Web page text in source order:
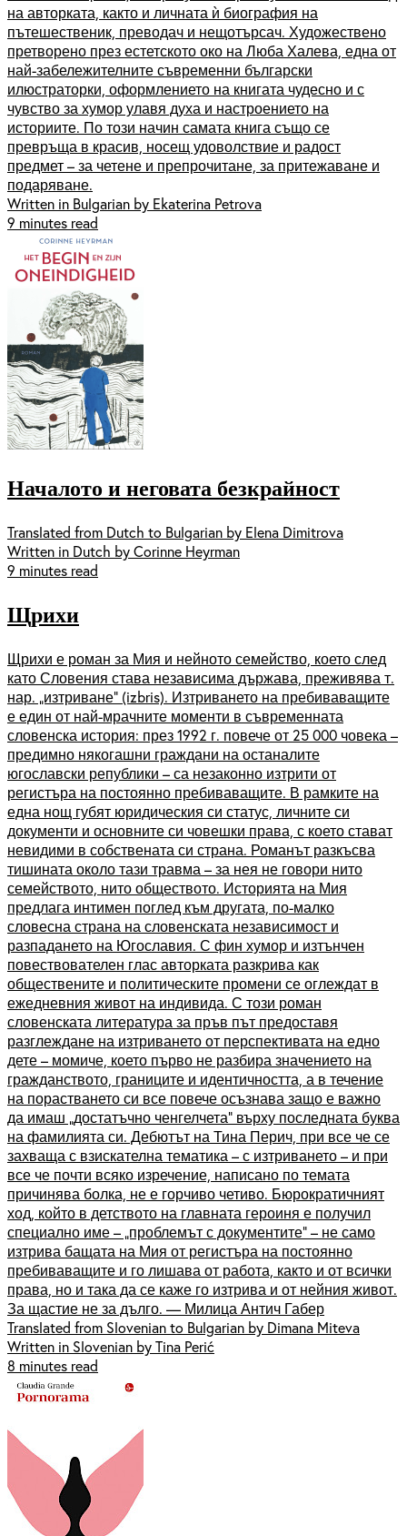
на авторката, както и личната ѝ биография на
пътешественик, преводач и нещотърсач. Художествено
претворено през естетското око на Люба Халева, една от
най-забележителните съвременни български
илюстраторки, оформлението на книгата чудесно и с
чувство за хумор улавя духа и настроението на
историите. По този начин самата книга също се
превръща в красив, носещ удоволствие и радост
предмет – за четене и препрочитане, за притежаване и
подаряване.
Written in Bulgarian by Ekaterina Petrova
9 minutes read
Началото и неговата безкрайност
Translated from Dutch to Bulgarian by Elena Dimitrova
Written in Dutch by Corinne Heyrman
9 minutes read
Щрихи
Щрихи е роман за Мия и нейното семейство, което след
като Словения става независима държава, преживява т.
нар. „изтриване“ (izbris). Изтриването на пребиваващите
е един от най-мрачните моменти в съвременната
словенска история: през 1992 г. повече от 25 000 човека –
предимно някогашни граждани на останалите
югославски републики – са незаконно изтрити от
регистъра на постоянно пребиваващите. В рамките на
една нощ губят юридическия си статус, личните си
документи и основните си човешки права, с което стават
невидими в собствената си страна. Романът разкъсва
тишината около тази травма – за нея не говори нито
семейството, нито обществото. Историята на Мия
предлага интимен поглед към другата, по-малко
словесна страна на словенската независимост и
разпадането на Югославия. С фин хумор и изтънчен
повествователен глас авторката разкрива как
обществените и политическите промени се оглеждат в
ежедневния живот на индивида. С този роман
словенската литература за пръв път предоставя
разглеждане на изтриването от перспективата на едно
дете – момиче, което първо не разбира значението на
гражданството, границите и идентичността, а в течение
на порастването си все повече осъзнава защо е важно
да имаш „достатъчно ченгелчета“ върху последната буква
на фамилията си. Дебютът на Тина Перич, при все че се
захваща с взискателна тематика – с изтриването – и при
все че почти всяко изречение, написано по темата
причинява болка, не е горчиво четиво. Бюрократичният
ход, който в детството на главната героиня е получил
специално име – „проблемът с документите“ – не само
изтрива бащата на Мия от регистъра на постоянно
пребиваващите и го лишава от работа, както и от всички
права, но и така да се каже го изтрива и от нейния живот.
За щастие не за дълго. — Милица Антич Габер
Translated from Slovenian to Bulgarian by Dimana Miteva
Written in Slovenian by Tina Perić
8 minutes read